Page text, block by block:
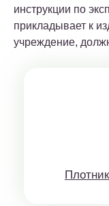
инструкции по
прикладывает к
учреждение,